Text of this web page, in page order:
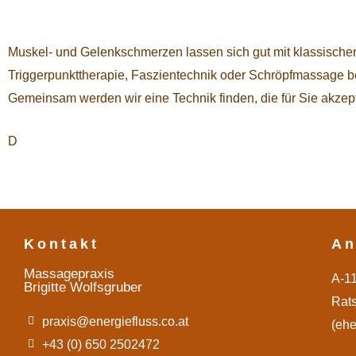
Muskel- und Gelenkschmerzen lassen sich gut mit
Triggerpunkttherapie, Faszientechnik oder Schröpfmassage
Gemeinsam werden wir eine Technik finden, die für Sie
D
Kontakt
Massagepraxis
Brigitte Wolfsgruber
praxis@energiefluss.co.at
+43 (0) 650 2502472
A-